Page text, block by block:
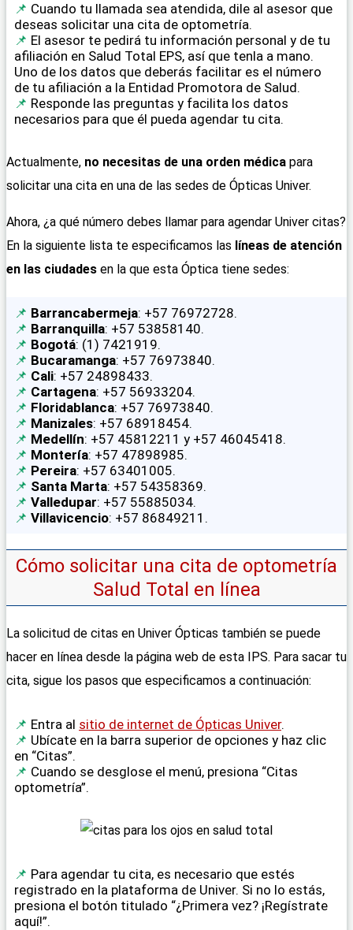
Cuando tu llamada sea atendida, dile al asesor que
deseas solicitar una cita de optometría.
El asesor te pedirá tu información personal y de tu
afiliación en Salud Total EPS, así que tenla a mano.
Uno de los datos que deberás facilitar es el número
de tu afiliación a la Entidad Promotora de Salud.
Responde las preguntas y facilita los datos
necesarios para que él pueda agendar tu cita.
Actualmente, no necesitas de una orden médica para
solicitar una cita en una de las sedes de Ópticas Univer.
Ahora, ¿a qué número debes llamar para agendar Univer citas?
En la siguiente lista te especificamos las líneas de atención
en las ciudades en la que esta Óptica tiene sedes:
Barrancabermeja: +57 76972728.
Barranquilla: +57 53858140.
Bogotá: (1) 7421919.
Bucaramanga: +57 76973840.
Cali: +57 24898433.
Cartagena: +57 56933204.
Floridablanca: +57 76973840.
Manizales: +57 68918454.
Medellín: +57 45812211 y +57 46045418.
Montería: +57 47898985.
Pereira: +57 63401005.
Santa Marta: +57 54358369.
Valledupar: +57 55885034.
Villavicencio: +57 86849211.
Cómo solicitar una cita de optometría
Salud Total en línea
La solicitud de citas en Univer Ópticas también se puede
hacer en línea desde la página web de esta IPS. Para sacar tu
cita, sigue los pasos que especificamos a continuación:
Entra al sitio de internet de Ópticas Univer.
Ubícate en la barra superior de opciones y haz clic
en “Citas”.
Cuando se desglose el menú, presiona “Citas
optometría”.
Para agendar tu cita, es necesario que estés
registrado en la plataforma de Univer. Si no lo estás,
presiona el botón titulado “¿Primera vez? ¡Regístrate
aquí!”.